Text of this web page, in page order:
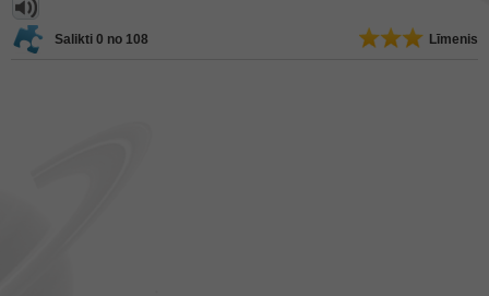
Salikti 0 no 108 Līmenis